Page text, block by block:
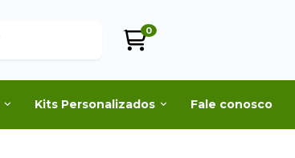
0
Kits Personalizados Fale conosco